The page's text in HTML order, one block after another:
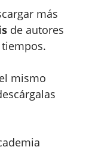
más
de autores
mismo